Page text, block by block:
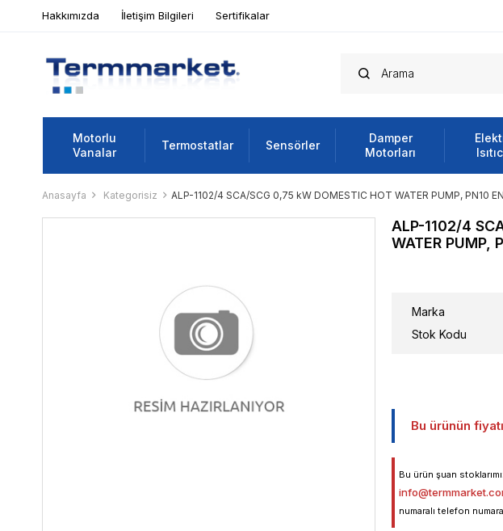
Hakkımızda İletişim Bilgileri Sertifikalar
Motorlu
Vanalar
Termostatlar Sensörler
Damper
Motorları
Anasayfa Kategorisiz ALP-1102/4 SCA/SCG 0,75 kW DOMESTIC HOT WATER PUMP, PN10
ALP-1102/4
WATER PUMP,
Marka
Stok Kodu
Bu ürünün
Bu ürün şuan
numaralı telefon